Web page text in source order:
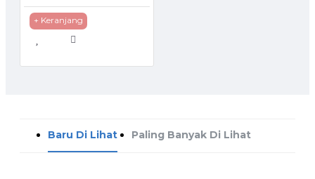
+ Keranjang
Baru Di Lihat Paling Banyak Di Lihat